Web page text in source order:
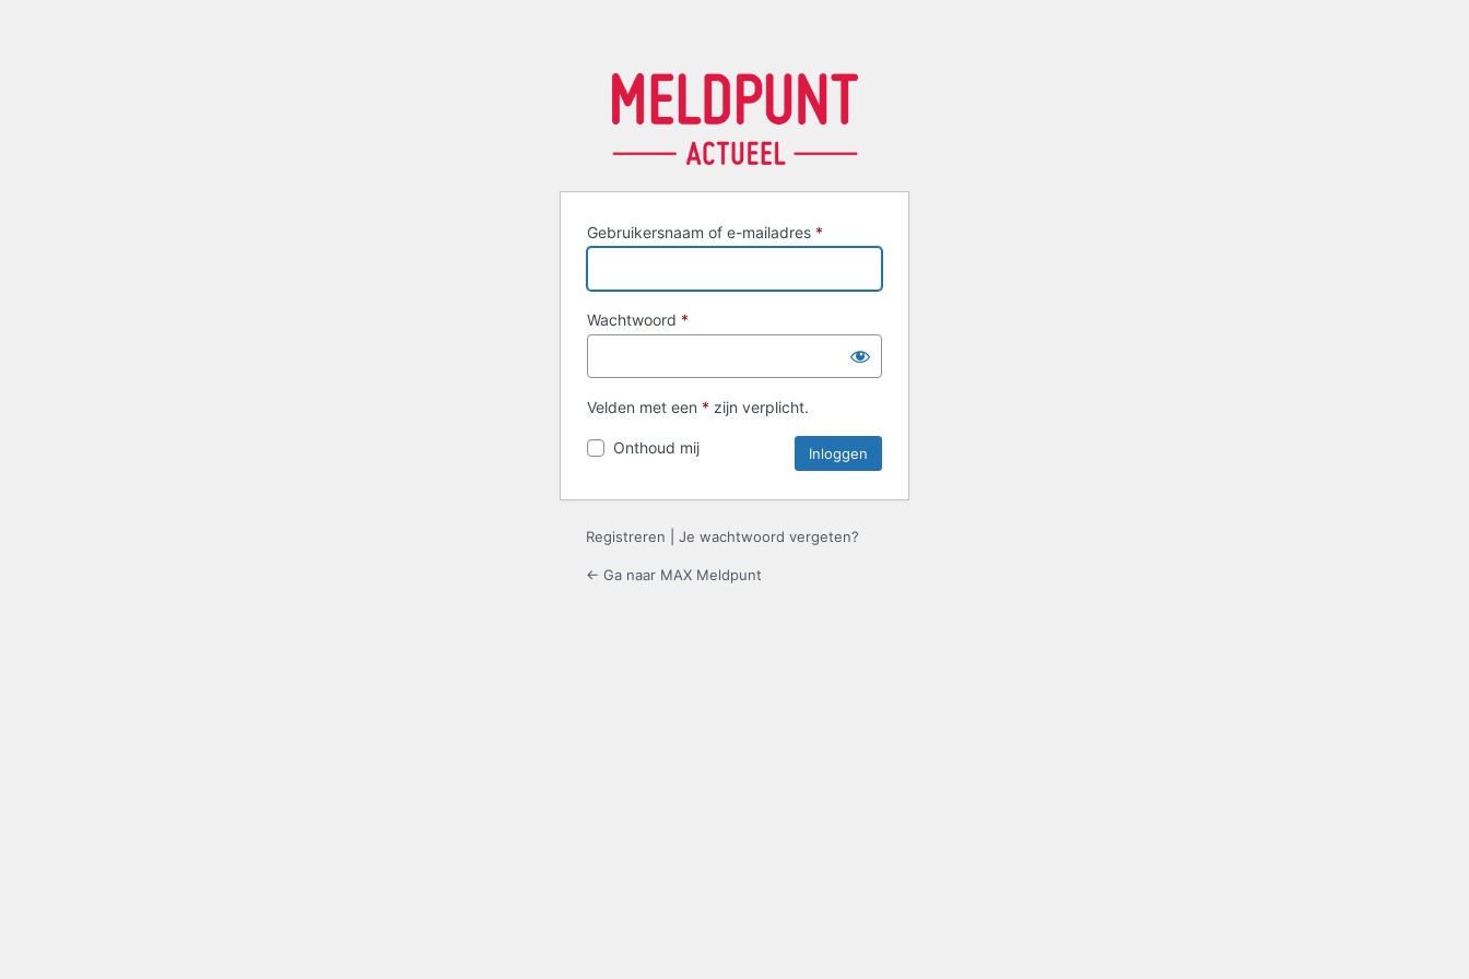
Gebruikersnaam of e-mailadres *
Wachtwoord *
Velden met een * zijn verplicht.
Onthoud mij
Registreren Je wachtwoord vergeten?
← Ga naar MAX Meldpunt